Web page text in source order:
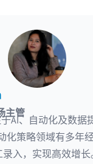
主管
AI、自动化及数据
化策略领域有多年
入，实现高效增